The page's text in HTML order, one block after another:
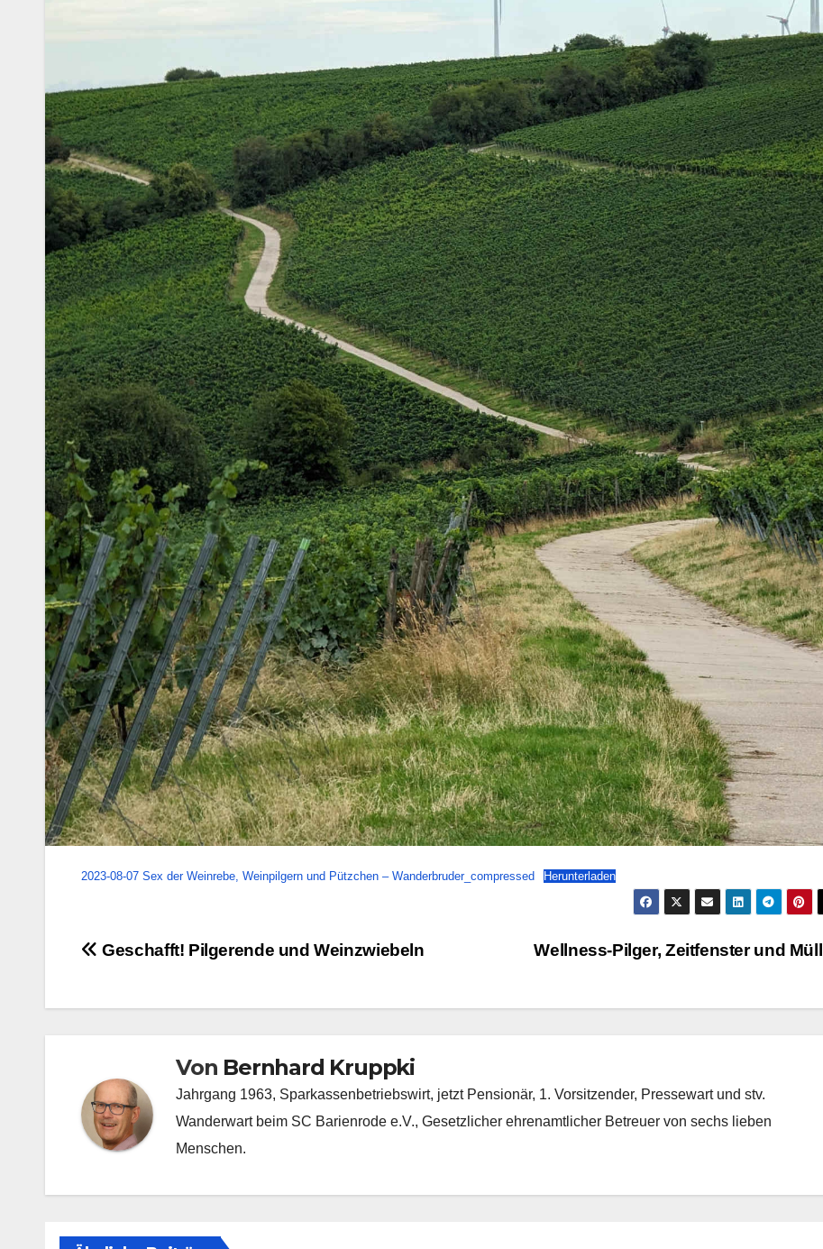
2023-08-07 Sex der Weinrebe, Weinpilgern und Pützchen – Wanderbruder_compressed Herunterladen
Beitragsnavigation Wellness-Pilger, Zeitfenster und Müll
Geschafft! Pilgerende und Weinzwiebeln
Von Bernhard Kruppki
Jahrgang 1963, Sparkassenbetriebswirt, jetzt Pensionär, 1. Vorsitzender, Pressewart und stv.
Wanderwart beim SC Barienrode e.V., Gesetzlicher ehrenamtlicher Betreuer von sechs lieben
Menschen.